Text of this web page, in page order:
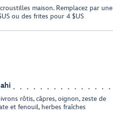
maison. Remplacez par une
ou des frites pour 4 $US
rôtis, câpres, oignon, zeste de
et fenouil, herbes fraîches